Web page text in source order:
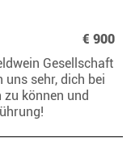
€ 900
Gesellschaft
uns sehr, dich bei
können und